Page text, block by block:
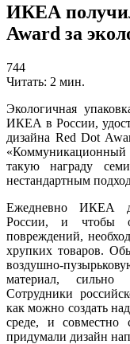
ИКЕА
Award за
744
Читать: 2 мин.
Экологичная
ИКЕА в России,
дизайна Red Dot
«Коммуникационный
такую награду
нестандартным
Ежедневно ИКЕА
России, и чтобы
повреждений,
хрупких товаров.
воздушно-
материал, сильно
Сотрудники
как можно создать
среде, и
придумали дизайн